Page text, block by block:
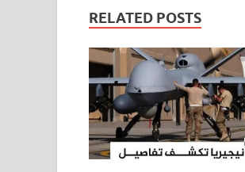
RELATED POSTS